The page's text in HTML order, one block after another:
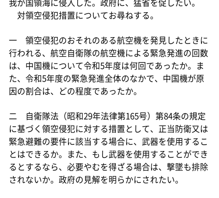
対領空侵犯措置についてお尋ねする。
一 領空侵犯のおそれのある航空機を発見したときに
行われる、航空自衛隊の航空機による緊急発進の回数
は、中国機について令和5年度は何回であったか。ま
た、令和5年度の緊急発進全体のなかで、中国機が原
因の割合は、どの程度であったか。
二 自衛隊法（昭和29年法律第165号）第84条の規定
に基づく領空侵犯に対する措置として、正当防衛又は
緊急避難の要件に該当する場合に、武器を使用するこ
とはできるか。また、もし武器を使用することができ
るとするなら、必要やむを得ざる場合は、撃墜も排除
されないか。政府の見解を明らかにされたい。